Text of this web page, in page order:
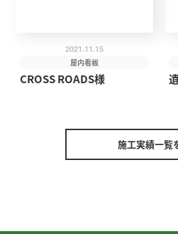
2021.11.15
屋内看板
CROSS ROADS様
施工実績一覧